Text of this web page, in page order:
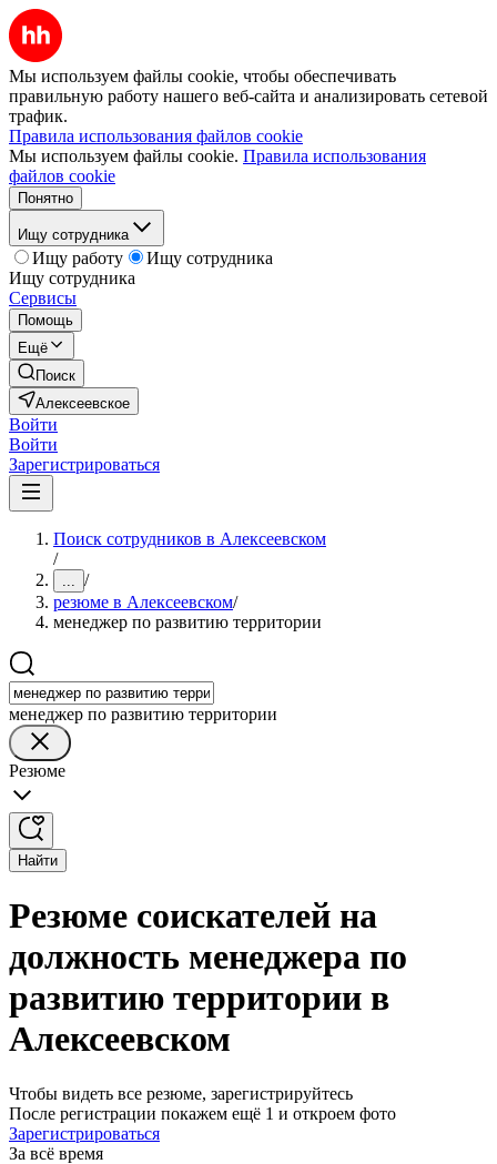
Мы используем файлы cookie, чтобы обеспечивать
правильную работу нашего веб-сайта и анализировать сетевой
трафик.
Правила использования файлов cookie
Мы используем файлы cookie. Правила использования
файлов cookie
Понятно
Ищу сотрудника
Ищу работу
Ищу сотрудника
Ищу сотрудника
Сервисы
Помощь
Ещё
Поиск
Алексеевское
Войти
Войти
Зарегистрироваться
Поиск сотрудников в Алексеевском
/
... /
резюме в Алексеевском/
менеджер по развитию территории
менеджер по развитию территории
Резюме
Найти
Резюме соискателей на
должность менеджера по
развитию территории в
Алексеевском
Чтобы видеть все резюме, зарегистрируйтесь
После регистрации покажем ещё 1 и откроем фото
Зарегистрироваться
За всё время